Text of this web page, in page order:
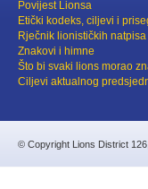
Povijest Lionsa
Etički kodeks, ciljevi i
Rječnik lionističkih natpisa
Znakovi i himne
Što bi svaki lions morao
Ciljevi aktualnog
© Copyright Lions District